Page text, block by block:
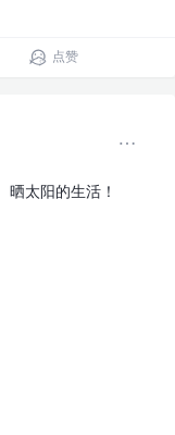
点赞
晒太阳的生活！